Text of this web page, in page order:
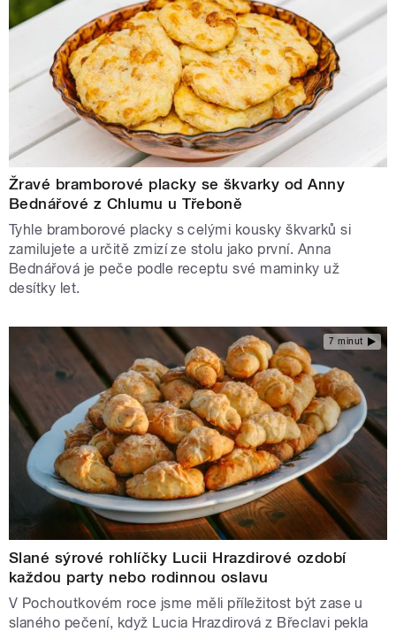
Žravé bramborové placky se škvarky od Anny
Bednářové z Chlumu u Třeboně
Tyhle bramborové placky s celými kousky škvarků si
zamilujete a určitě zmizí ze stolu jako první. Anna
Bednářová je peče podle receptu své maminky už
desítky let.
7 minut
Slané sýrové rohlíčky Lucii Hrazdirové ozdobí
každou party nebo rodinnou oslavu
V Pochoutkovém roce jsme měli příležitost být zase u
slaného pečení, když Lucia Hrazdirová z Břeclavi pekla